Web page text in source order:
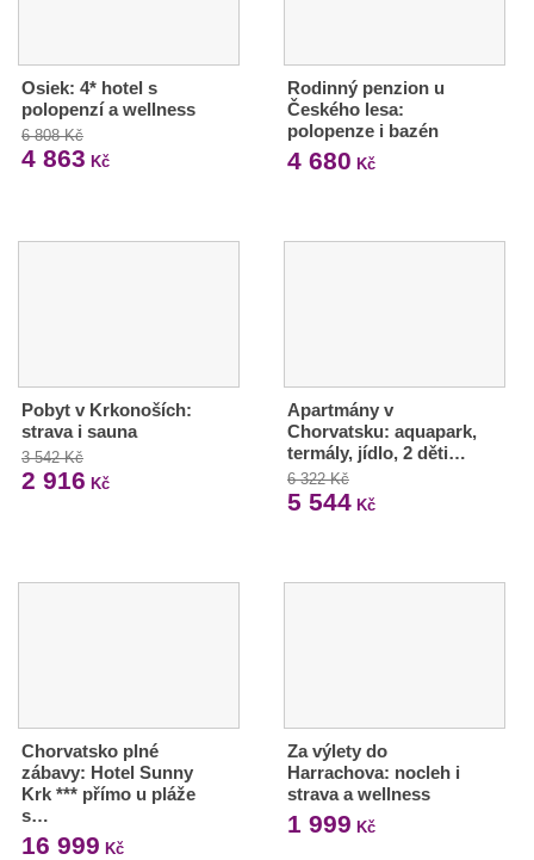
Osiek: 4* hotel s
polopenzí a wellness
6 808 Kč
4 863 Kč
Rodinný penzion u
Českého lesa:
polopenze i bazén
4 680 Kč
Pobyt v Krkonoších:
strava i sauna
3 542 Kč
2 916 Kč
Apartmány v
Chorvatsku: aquapark,
termály, jídlo, 2 děti…
6 322 Kč
5 544Kč
Chorvatsko plné
zábavy: Hotel Sunny
Krk *** přímo u pláže
s…
16 999 Kč
Za výlety do
Harrachova: nocleh i
strava a wellness
1 999 Kč